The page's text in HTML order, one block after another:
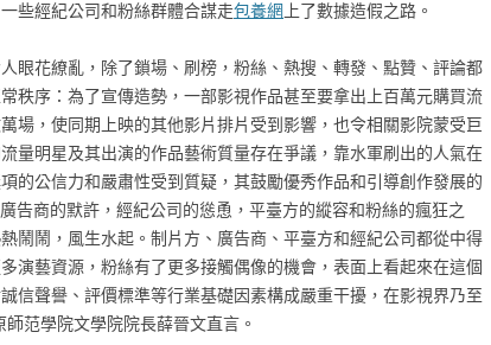
些經紀公司和粉絲群體合謀走包養網 上了數據造假之路。
眼花繚亂，除了鎖場、刷榜，粉絲、熱搜、轉發、點贊、評論都
秩序：為了宣傳造勢，一部影視作品甚至要拿出上百萬元購買流
場，使同期上映的其他影片排片受到影響，也令相關影院蒙受巨
量明星及其出演的作品藝術質量存在爭議，靠水軍刷出的人氣在
的公信力和嚴肅性受到質疑，其鼓勵優秀作品和引導創作發展的
告商的默許，經紀公司的慫恿，平臺方的縱容和粉絲的瘋狂之
鬧鬧，風生水起。制片方、廣告商、平臺方和經紀公司都從中得
演藝資源，粉絲有了更多接觸偶像的機會，表面上看起來在這個
信聲譽、評價標準等行業基礎因素構成嚴重干擾，在影視界乃至
范學院文學院院長薛晉文直言。